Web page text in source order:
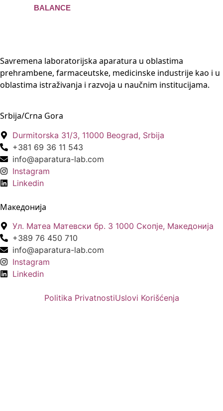
BALANCE
Savremena laboratorijska aparatura u oblastima
prehrambene, farmaceutske, medicinske industrije kao i u
oblastima istraživanja i razvoja u naučnim institucijama.
Srbija/Crna Gora
Durmitorska 31/3, 11000 Beograd, Srbija
+381 69 36 11 543
info@aparatura-lab.com
Instagram
Linkedin
Македонија
Ул. Матеа Матевски бр. 3 1000 Скопје, Македонија
+389 76 450 710
info@aparatura-lab.com
Instagram
Linkedin
Politika PrivatnostiUslovi Korišćenja